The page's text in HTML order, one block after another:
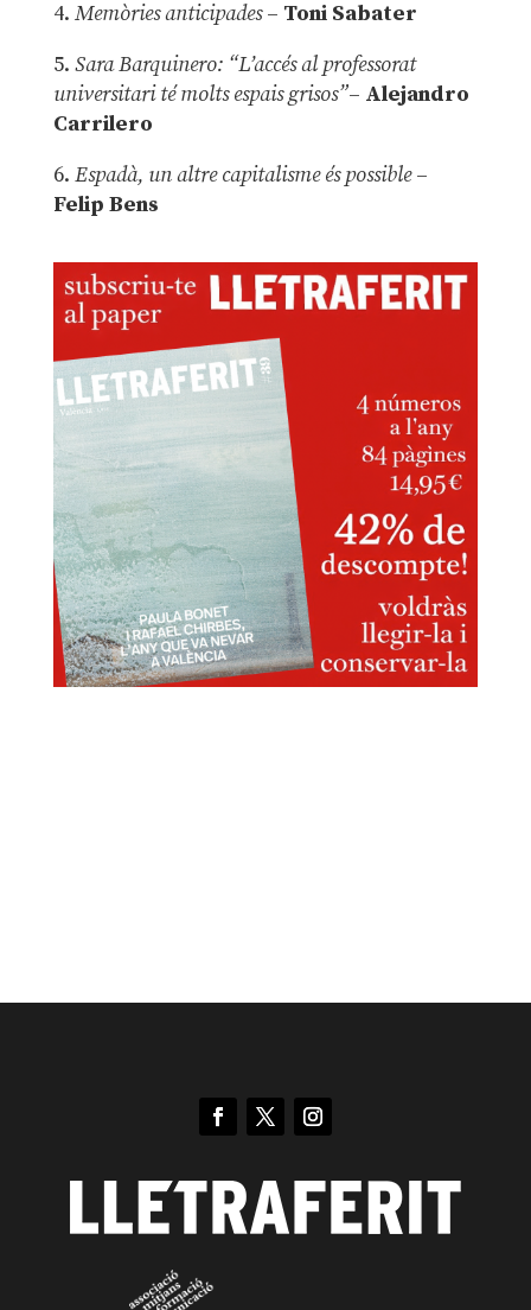
4. Memòries anticipades– Toni Sabater
5. Sara Barquinero: “L’accés al professorat
universitari té molts espais grisos”– Alejandro
Carrilero
6. Espadà, un altre capitalisme és possible –
Felip Bens